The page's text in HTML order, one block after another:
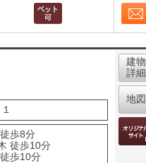
表示
歩8分
徒歩10分
歩10分
建物
詳細
地図